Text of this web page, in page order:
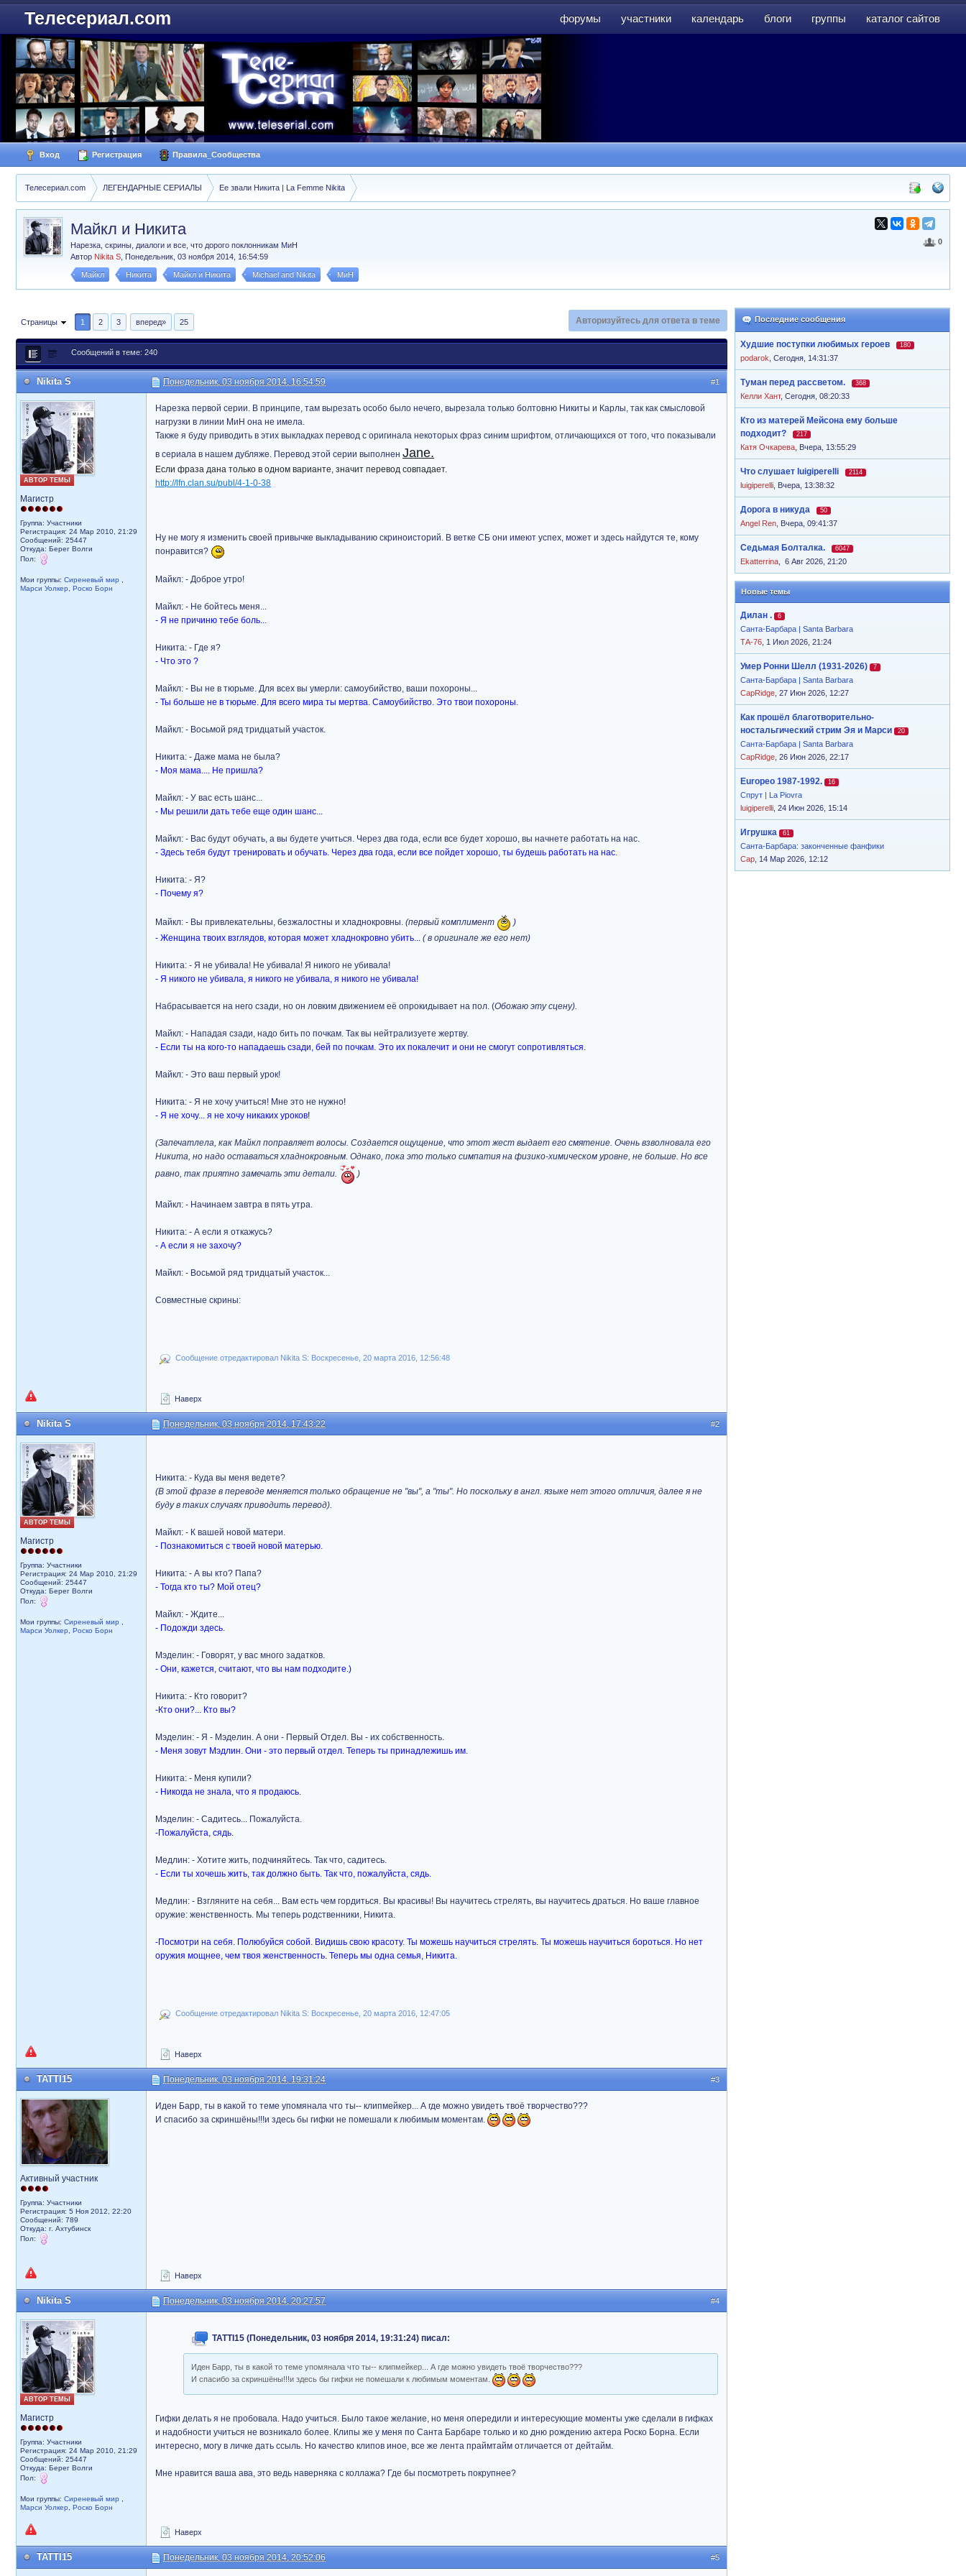
форумы участники календарь блоги группы каталог сайтов
Телесериал.com
Вход Регистрация Правила_Сообщества
Телесериал.com ЛЕГЕНДАРНЫЕ СЕРИАЛЫ Ее звали Никита | La Femme Nikita
0
Майкл и Никита
Нарезка, скрины, диалоги и все, что дорого поклонникам МиН
Автор Nikita S Понедельник, 03 ноября 2014, 16:54:59
Майкл Никита Майкл и Никита Michael and Nikita МиН
Последние сообщения
Худшие поступки любимых героев 180
podarok Сегодня, 14:31:37
Туман перед рассветом. 368
Келли Хант, Сегодня, 08:20:33
Кто из матерей Мейсона ему больше
подходит?
217
Катя Очкарева Вчера, 13:55:29
Что слушает luigiperelli 2114
luigiperelli Вчера, 13:38:32
Дорога в никуда 50
Angel Ren Вчера, 09:41:37
Седьмая Болталка. 6047
Ekatterrina 6 Авг 2026, 21:20
Новые темы
Дилан . 6
Санта-Барбара | Santa Barbara
ТА-76 , 1 Июл 2026, 21:24
Умер Ронни Шелл (1931-2026) 7
Санта-Барбара | Santa Barbara
CapRidge , 27 Июн 2026, 12:27
Как прошёл благотворительно-
ностальгический стрим Эя и Марси
20
Санта-Барбара | Santa Barbara
CapRidge , 26 Июн 2026, 22:17
Europeo 1987-1992. 16
Спрут | La Piovra
luigiperelli , 24 Июн 2026, 15:14
Игрушка 61
Санта-Барбара: законченные фанфики
Cap , 14 Мар 2026, 12:12
Страницы 1 2 3 вперед» 25 Авторизуйтесь для ответа в теме
Сообщений в теме: 240
#1
Nikita S Понедельник, 03 ноября 2014, 16:54:59
АВТОР ТЕМЫ
Магистр
Группа: Участники
Регистрация: 24 Мар 2010, 21:29
Сообщений: 25447
Откуда: Берег Волги
Пол:
Мои группы: Сиреневый мир
Марси Уолкер
Роско Борн
Нарезка первой серии. В принципе, там вырезать особо было нечего, вырезала только болтовню Никиты и Карлы, так как смысловой
нагрузки в линии МиН она не имела.
Также я буду приводить в этих выкладках перевод с оригинала некоторых фраз синим шрифтом, отличающихся от того, что показывали
в сериала в нашем дубляже. Перевод этой серии выполнен Jane.
Если фраза дана только в одном варианте, значит перевод совпадает.
http://lfn.clan.su/publ/4-1-0-38
Ну не могу я изменить своей привычке выкладыванию скриноисторий. В ветке СБ они имеют успех, может и здесь найдутся те, кому
понравится?
Майкл: - Доброе утро!
Майкл: - Не бойтесь меня...
- Я не причиню тебе боль...
Никита: - Где я?
- Что это ?
Майкл: - Вы не в тюрьме. Для всех вы умерли: самоубийство, ваши похороны...
- Ты больше не в тюрьме. Для всего мира ты мертва. Самоубийство. Это твои похороны.
Майкл: - Восьмой ряд тридцатый участок.
Никита: - Даже мама не была?
- Моя мама.... Не пришла?
Майкл: - У вас есть шанс...
- Мы решили дать тебе еще один шанс...
Майкл: - Вас будут обучать, а вы будете учиться. Через два года, если все будет хорошо, вы начнете работать на нас.
- Здесь тебя будут тренировать и обучать. Через два года, если все пойдет хорошо, ты будешь работать на нас.
Никита: - Я?
- Почему я?
Майкл: - Вы привлекательны, безжалостны и хладнокровны. (первый комплимент
)
- Женщина твоих взглядов, которая может хладнокровно убить... ( в оригинале же его нет)
Никита: - Я не убивала! Не убивала! Я никого не убивала!
- Я никого не убивала, я никого не убивала, я никого не убивала!
Набрасывается на него сзади, но он ловким движением её опрокидывает на пол. (Обожаю эту сцену).
Майкл: - Нападая сзади, надо бить по почкам. Так вы нейтрализуете жертву.
- Если ты на кого-то нападаешь сзади, бей по почкам. Это их покалечит и они не смогут сопротивляться.
Майкл: - Это ваш первый урок!
Никита: - Я не хочу учиться! Мне это не нужно!
- Я не хочу... я не хочу никаких уроков!
(Запечатлела, как Майкл поправляет волосы. Создается ощущение, что этот жест выдает его смятение. Очень взволновала его
Никита, но надо оставаться хладнокровным. Однако, пока это только симпатия на физико-химическом уровне, не больше. Но все
равно, так приятно замечать эти детали.
)
Майкл: - Начинаем завтра в пять утра.
Никита: - А если я откажусь?
- А если я не захочу?
Майкл: - Восьмой ряд тридцатый участок...
Совместные скрины:
Сообщение отредактировал Nikita S: Воскресенье, 20 марта 2016, 12:56:48
Наверх
#2
Nikita S Понедельник, 03 ноября 2014, 17:43:22
АВТОР ТЕМЫ
Магистр
Группа: Участники
Регистрация: 24 Мар 2010, 21:29
Сообщений: 25447
Откуда: Берег Волги
Пол:
Мои группы: Сиреневый мир
Марси Уолкер
Роско Борн
Никита: - Куда вы меня ведете?
(В этой фразе в переводе меняется только обращение не "вы", а "ты". Но поскольку в англ. языке нет этого отличия, далее я не
буду в таких случаях приводить перевод).
Майкл: - К вашей новой матери.
- Познакомиться с твоей новой матерью.
Никита: - А вы кто? Папа?
- Тогда кто ты? Мой отец?
Майкл: - Ждите...
- Подожди здесь.
Мэделин: - Говорят, у вас много задатков.
- Они, кажется, считают, что вы нам подходите.)
Никита: - Кто говорит?
-Кто они?... Кто вы?
Мэделин: - Я - Мэделин. А они - Первый Отдел. Вы - их собственность.
- Меня зовут Мэдлин. Они - это первый отдел. Теперь ты принадлежишь им.
Никита: - Меня купили?
- Никогда не знала, что я продаюсь.
Мэделин: - Садитесь... Пожалуйста.
-Пожалуйста, сядь.
Медлин: - Хотите жить, подчиняйтесь. Так что, садитесь.
- Если ты хочешь жить, так должно быть. Так что, пожалуйста, сядь.
Медлин: - Взгляните на себя... Вам есть чем гордиться. Вы красивы! Вы научитесь стрелять, вы научитесь драться. Но ваше главное
оружие: женственность. Мы теперь родственники, Никита.
-Посмотри на себя. Полюбуйся собой. Видишь свою красоту. Ты можешь научиться стрелять. Ты можешь научиться бороться. Но нет
оружия мощнее, чем твоя женственность. Теперь мы одна семья, Никита.
Сообщение отредактировал Nikita S: Воскресенье, 20 марта 2016, 12:47:05
Наверх
#3
TATTI15 Понедельник, 03 ноября 2014, 19:31:24
Активный участник
Группа: Участники
Регистрация: 5 Ноя 2012, 22:20
Сообщений: 789
Откуда: г. Ахтубинск
Пол:
Иден Барр, ты в какой то теме упомянала что ты-- клипмейкер... А где можно увидеть твоё творчество???
И спасибо за скриншёны!!!и здесь бы гифки не помешали к любимым моментам.
Наверх
#4
Nikita S Понедельник, 03 ноября 2014, 20:27:57
АВТОР ТЕМЫ
Магистр
Группа: Участники
Регистрация: 24 Мар 2010, 21:29
Сообщений: 25447
Откуда: Берег Волги
Пол:
Мои группы: Сиреневый мир
Марси Уолкер
Роско Борн
TATTI15 (Понедельник, 03 ноября 2014, 19:31:24) писал:
Иден Барр, ты в какой то теме упомянала что ты-- клипмейкер... А где можно увидеть твоё творчество???
И спасибо за скриншёны!!!и здесь бы гифки не помешали к любимым моментам.
Гифки делать я не пробовала. Надо учиться. Было такое желание, но меня опередили и интересующие моменты уже сделали в гифках
и надобности учиться не возникало более. Клипы же у меня по Санта Барбаре только и ко дню рождению актера Роско Борна. Если
интересно, могу в личке дать ссыль. Но качество клипов иное, все же лента праймтайм отличается от дейтайм.
Мне нравится ваша ава, это ведь наверняка с коллажа? Где бы посмотреть покрупнее?
Наверх
#5
TATTI15 Понедельник, 03 ноября 2014, 20:52:06